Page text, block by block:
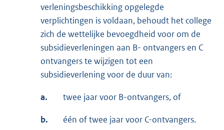
verleningsbeschikking opgelegde
verplichtingen is voldaan, behoudt het college
zich de wettelijke bevoegdheid voor om de
subsidieverleningen aan B- ontvangers en C
ontvangers te wijzigen tot een
subsidieverlening voor de duur van:
a. twee jaar voor B-ontvangers, of
b. één of twee jaar voor C-ontvangers.